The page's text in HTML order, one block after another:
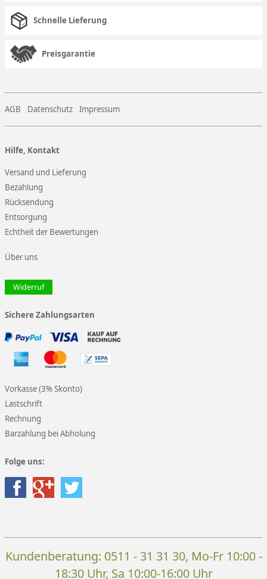
Schnelle Lieferung
Preisgarantie
AGB Datenschutz Impressum
Hilfe, Kontakt
Versand und Lieferung
Bezahlung
Rücksendung
Entsorgung
Echtheit der Bewertungen
Über uns
Widerruf
Sichere Zahlungsarten
Vorkasse (3% Skonto)
Lastschrift
Rechnung
Barzahlung bei Abholung
Folge uns:
Kundenberatung: 0511 - 31 31 30, Mo-Fr 10:00 -
18:30 Uhr, Sa 10:00-16:00 Uhr